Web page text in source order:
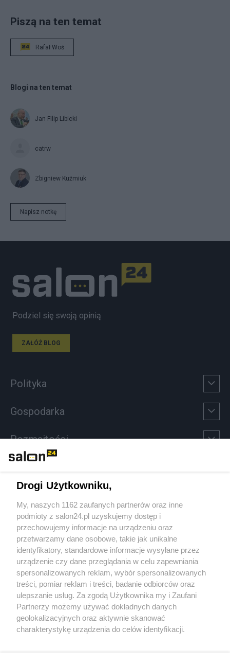
Piszą na ten temat
Rafał Woś
Blogi na ten temat
Jan Filip Libicki
catrw
Zbigniew Kuźmiuk
Napisz notkę
Podziel się swoją opinią
ZAŁÓŻ BLOG
Polityka
Gospodarka
Rozmaitości
Sport
Społeczeństwo
Kultura
X Facebook Instagram Youtube
Drogi Użytkowniku,
My, naszych 1162 zaufanych partnerów oraz inne
podmioty z salon24.pl uzyskujemy dostęp i
przechowujemy informacje na urządzeniu oraz
przetwarzamy dane osobowe, takie jak unikalne
identyfikatory, standardowe informacje wysyłane przez
urządzenie czy dane przeglądania w celu zapewniania
spersonalizowanych reklam, wybór spersonalizowanych
treści, pomiar reklam i treści, badanie odbiorców oraz
ulepszanie usług. Za zgodą Użytkownika my i Zaufani
Partnerzy możemy używać dokładnych danych
geolokalizacyjnych oraz aktywnie skanować
charakterystykę urządzenia do celów identyfikacji.